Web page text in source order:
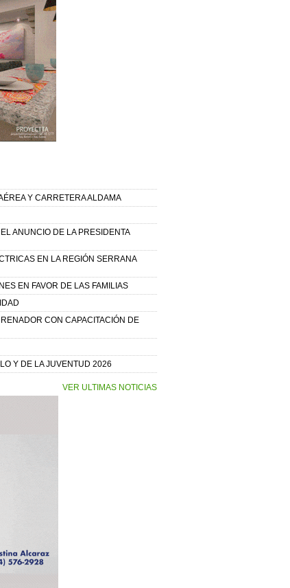
Y CARRETERA ALDAMA
ANUNCIO DE LA PRESIDENTA
EN LA REGIÓN SERRANA
EN FAVOR DE LAS FAMILIAS
CON CAPACITACIÓN DE
Y DE LA JUVENTUD 2026
VER ULTIMAS NOTICIAS